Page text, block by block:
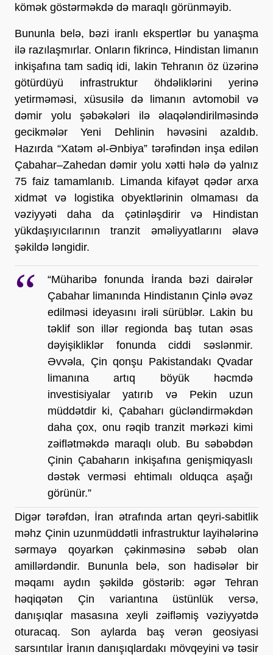
kömək göstərməkdə də maraqlı görünməyib.
Bununla belə, bəzi iranlı ekspertlər bu yanaşma
ilə razılaşmırlar. Onların fikrincə, Hindistan limanın
inkişafına tam sadiq idi, lakin Tehranın öz üzərinə
götürdüyü infrastruktur öhdəliklərini yerinə
yetirməməsi, xüsusilə də limanın avtomobil və
dəmir yolu şəbəkələri ilə əlaqələndirilməsində
gecikmələr Yeni Dehlinin həvəsini azaldıb.
Hazırda “Xatəm əl-Ənbiya” tərəfindən inşa edilən
Çabahar–Zahedan dəmir yolu xətti hələ də yalnız
75 faiz tamamlanıb. Limanda kifayət qədər arxa
xidmət və logistika obyektlərinin olmaması da
vəziyyəti daha da çətinləşdirir və Hindistan
yükdaşıyıcılarının tranzit əməliyyatlarını əlavə
şəkildə ləngidir.
“Müharibə fonunda İranda bəzi dairələr
Çabahar limanında Hindistanın Çinlə əvəz
edilməsi ideyasını irəli sürüblər. Lakin bu
təklif son illər regionda baş tutan əsas
dəyişikliklər fonunda ciddi səslənmir.
Əvvəla, Çin qonşu Pakistandakı Qvadar
limanına artıq böyük həcmdə
investisiyalar yatırıb və Pekin uzun
müddətdir ki, Çabaharı gücləndirməkdən
daha çox, onu rəqib tranzit mərkəzi kimi
zəiflətməkdə maraqlı olub. Bu səbəbdən
Çinin Çabaharın inkişafına genişmiqyaslı
dəstək verməsi ehtimalı olduqca aşağı
görünür.”
Digər tərəfdən, İran ətrafında artan qeyri-sabitlik
məhz Çinin uzunmüddətli infrastruktur layihələrinə
sərmayə qoyarkən çəkinməsinə səbəb olan
amillərdəndir. Bununla belə, son hadisələr bir
məqamı aydın şəkildə göstərib: əgər Tehran
həqiqətən Çin variantına üstünlük versə,
danışıqlar masasına xeyli zəifləmiş vəziyyətdə
oturacaq. Son aylarda baş verən geosiyasi
sarsıntılar İranın danışıqlardakı mövqeyini və təsir